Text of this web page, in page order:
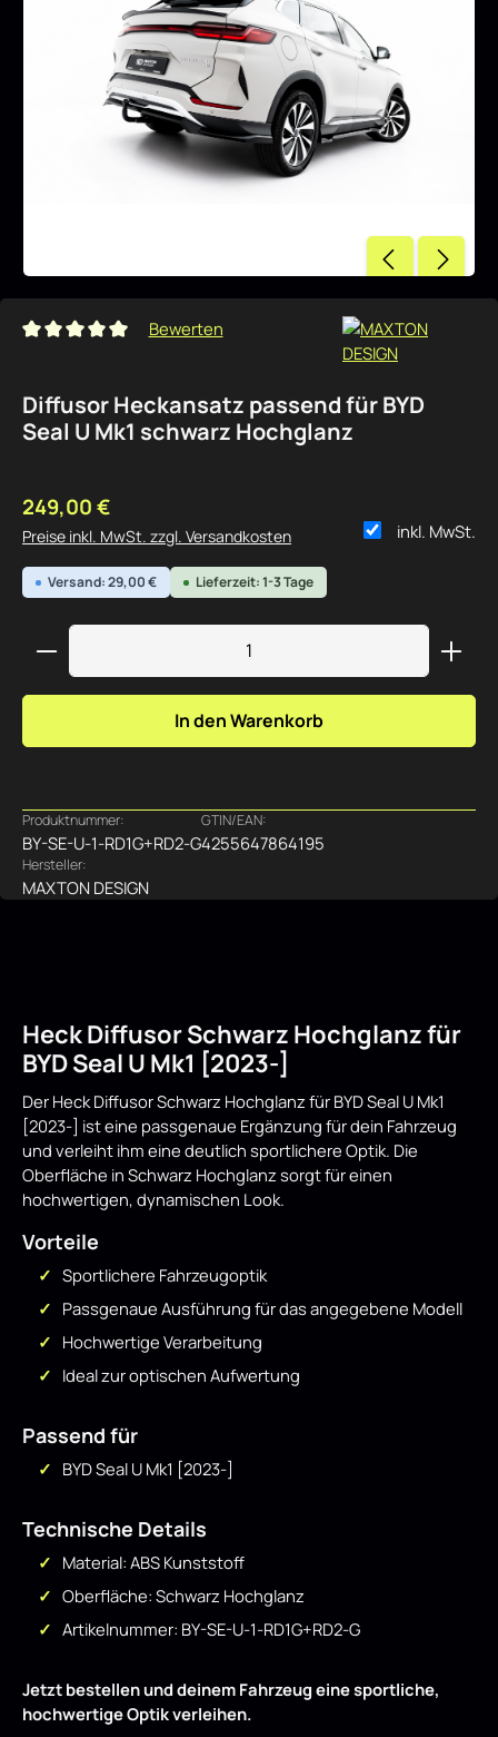
Durchschnittliche Bewertung von 0 von 5 Sternen
Bewerten
Diffusor Heckansatz passend für BYD
Seal U Mk1 schwarz Hochglanz
Regulärer Preis:
249,00 €
inkl. MwSt.
Preise inkl. MwSt. zzgl. Versandkosten
Versand: 29,00 € Lieferzeit: 1-3 Tage
Produkt Anzahl: Gib den gewünschten Wert ein
In den Warenkorb
Produktnummer:
BY-SE-U-1-RD1G+RD2-G
GTIN/EAN:
4255647864195
Hersteller:
MAXTON DESIGN
Heck Diffusor Schwarz Hochglanz für
BYD Seal U Mk1 [2023-]
Der Heck Diffusor Schwarz Hochglanz für BYD Seal U Mk1
[2023-] ist eine passgenaue Ergänzung für dein Fahrzeug
und verleiht ihm eine deutlich sportlichere Optik. Die
Oberfläche in Schwarz Hochglanz sorgt für einen
hochwertigen, dynamischen Look.
Vorteile
Sportlichere Fahrzeugoptik
Passgenaue Ausführung für das angegebene Modell
Hochwertige Verarbeitung
Ideal zur optischen Aufwertung
Passend für
BYD Seal U Mk1 [2023-]
Technische Details
Material: ABS Kunststoff
Oberfläche: Schwarz Hochglanz
Artikelnummer: BY-SE-U-1-RD1G+RD2-G
Jetzt bestellen und deinem Fahrzeug eine sportliche,
hochwertige Optik verleihen.